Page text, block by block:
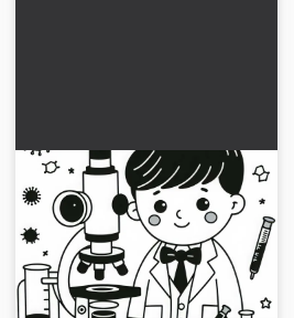
Microscopio per
scienziati - Disegno da
colorare gratuito
Scarica questo disegno da
colorare di un microscopio per
scienziati. Scaricalo subito e